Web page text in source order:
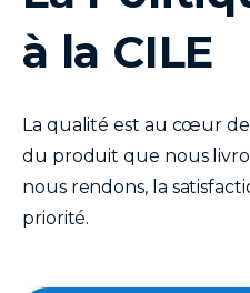
à la CILE
La qualité est au cœur de
du produit que nous
nous rendons, la
priorité.